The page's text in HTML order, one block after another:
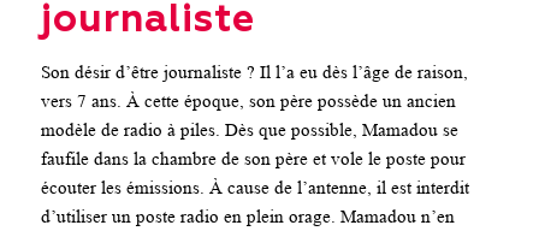
journaliste
Son désir d’être journaliste ? Il l’a eu dès l’âge de raison,
vers 7 ans. À cette époque, son père possède un ancien
modèle de radio à piles. Dès que possible, Mamadou se
faufile dans la chambre de son père et vole le poste pour
écouter les émissions. À cause de l’antenne, il est interdit
d’utiliser un poste radio en plein orage. Mamadou n’en